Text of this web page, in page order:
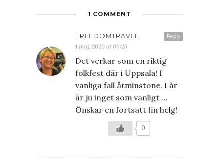
1 COMMENT
Reply
FREEDOMTRAVEL
1 maj, 2020 at 09:25
Det verkar som en riktig
folkfest där i Uppsala! I
vanliga fall åtminstone. I år
är ju inget som vanligt …
Önskar en fortsatt fin helg!
0